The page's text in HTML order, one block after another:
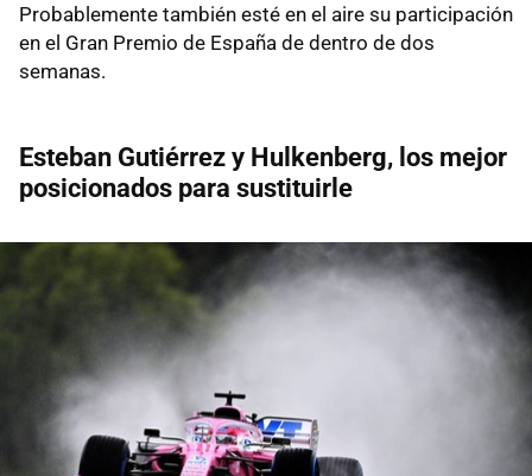
Probablemente también esté en el aire su participación
en el Gran Premio de España de dentro de dos
semanas.
Esteban Gutiérrez y Hulkenberg, los mejor
posicionados para sustituirle